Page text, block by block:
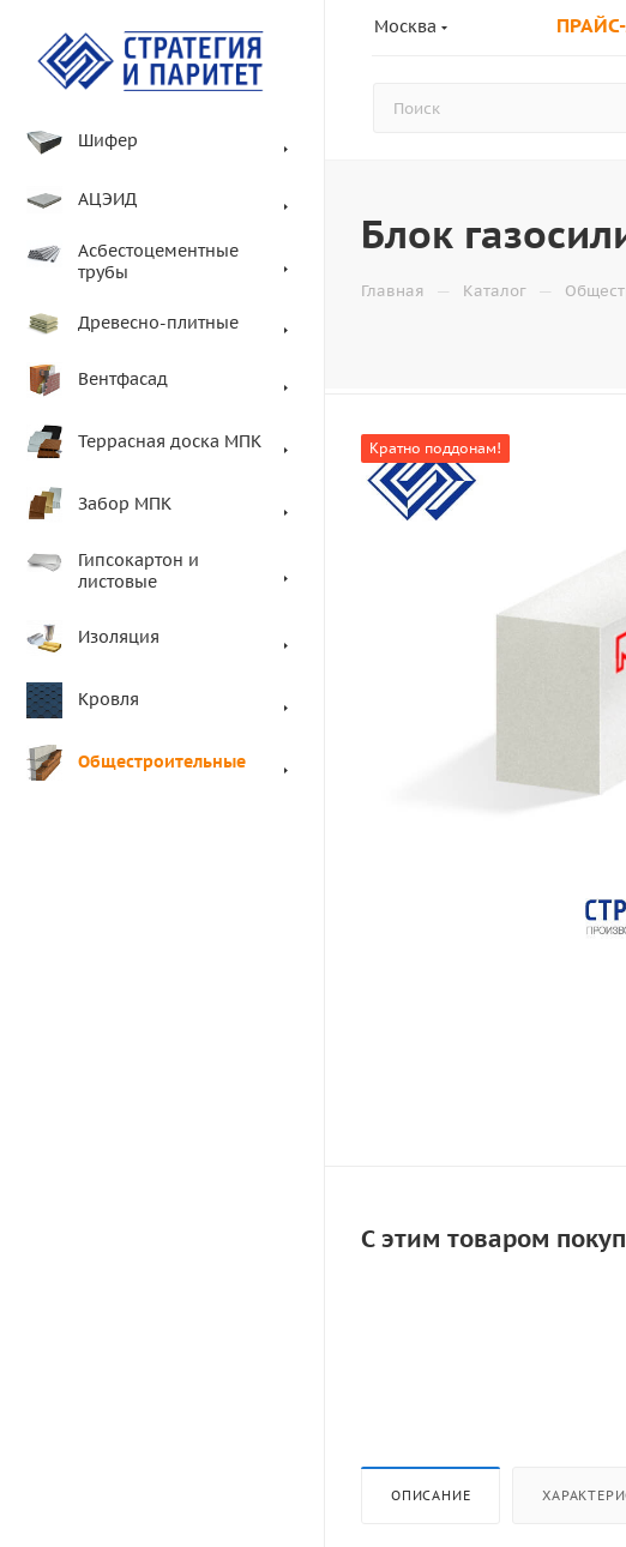
Москва
Шифер
АЦЭИД
Асбестоцементные
трубы
Древесно-плитные
Вентфасад
Террасная доска МПК
Забор МПК
Гипсокартон и
листовые
Изоляция
Кровля
Общестроительные
Блок
Главная — Каталог —
Кратно поддонам!
С этим товаром
ОПИСАНИЕ